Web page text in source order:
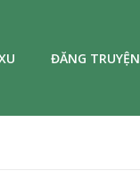
ĐĂNG TRUYỆN